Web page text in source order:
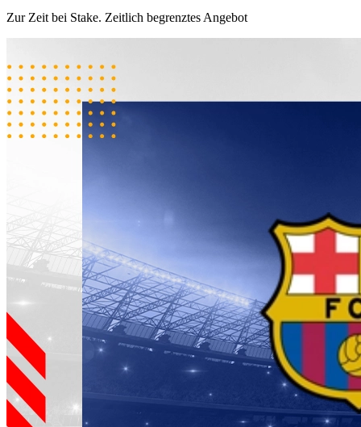
Zur Zeit bei Stake. Zeitlich begrenztes Angebot